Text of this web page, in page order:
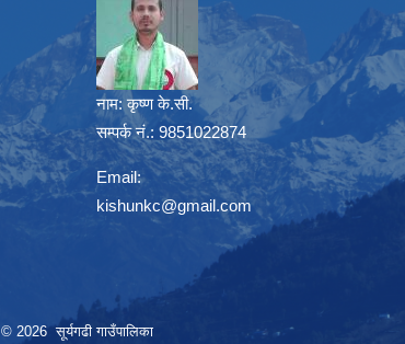
नाम: कृष्ण के.सी.
सम्पर्क नं.: 9851022874
Email:
kishunkc@gmail.com
© 2026 सूर्यगढी गाउँपालिका